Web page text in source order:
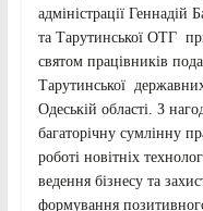
адміністрації Геннадій
та Тарутинської ОТГ
святом працівників
Тарутинської
Одеській області. З
багаторічну сумлінну
роботі новітніх
ведення бізнесу та
формування